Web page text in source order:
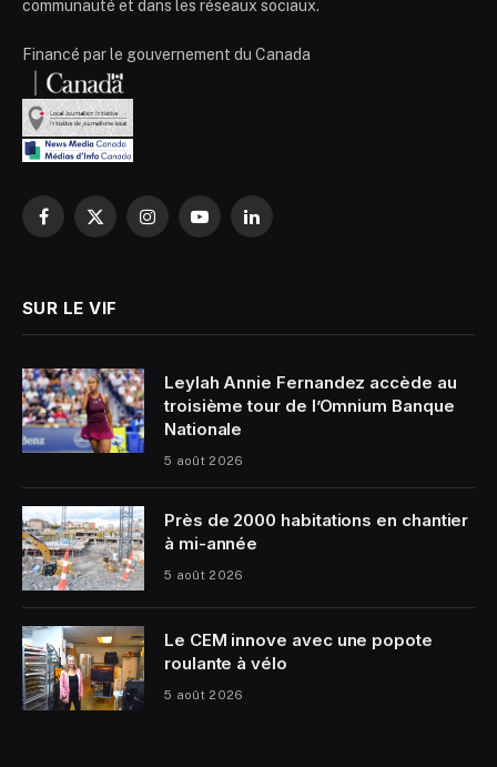
communauté et dans les réseaux sociaux.
Financé par le gouvernement du Canada
Facebook
X
InstagramYouTubeLinkedIn
SUR LE VIF
Leylah Annie Fernandez accède au
troisième tour de l’Omnium Banque
Nationale
5 août 2026
Près de 2000 habitations en chantier
à mi-année
5 août 2026
Le CEM innove avec une popote
roulante à vélo
5 août 2026